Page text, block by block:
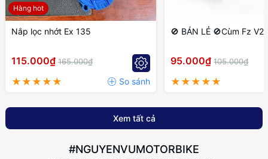
Hàng hot
Nắp lọc nhớt Ex 135
115.000₫ 165.000₫
🚫 BÁN LẺ 🚫Cùm Fz V2
95.000₫ 105.000₫
Xem tất cả
#NGUYENVUMOTORBIKE